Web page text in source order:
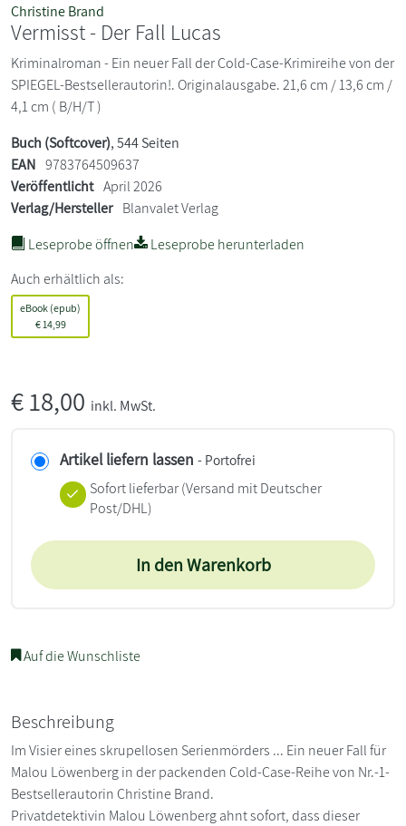
Christine Brand
Vermisst - Der Fall Lucas
Kriminalroman - Ein neuer Fall der Cold-Case-Krimireihe von der
SPIEGEL-Bestsellerautorin!. Originalausgabe. 21,6 cm / 13,6 cm /
4,1 cm ( B/H/T )
Buch (Softcover), 544 Seiten
EAN 9783764509637
Veröffentlicht April 2026
Verlag/Hersteller Blanvalet Verlag
Leseprobe öffnen
Leseprobe herunterladen
Auch erhältlich als:
eBook (epub)
€14,99
€18,00 inkl. MwSt.
Artikel liefern lassen - Portofrei
Sofort lieferbar(Versand mit Deutscher
Post/DHL)
In den Warenkorb
Auf die Wunschliste
Beschreibung
Im Visier eines skrupellosen Serienmörders ... Ein neuer Fall für
Malou Löwenberg in der packenden Cold-Case-Reihe von Nr.-1-
Bestsellerautorin Christine Brand.
Privatdetektivin Malou Löwenberg ahnt sofort, dass dieser